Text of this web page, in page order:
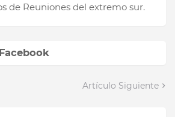
de Reuniones del extremo sur.
Artículo Siguiente